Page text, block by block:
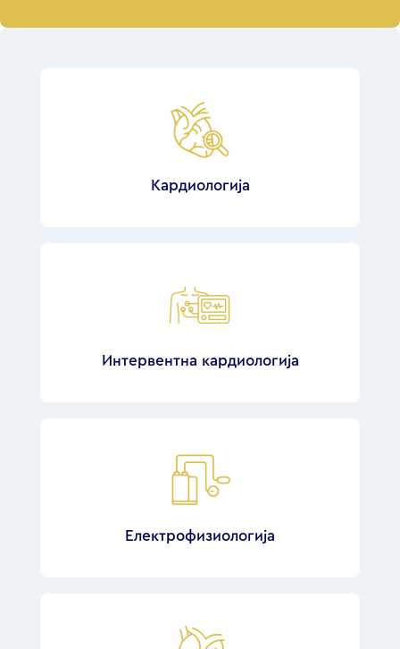
Кардиологија
Интервентна кардиологија
Електрофизиологија